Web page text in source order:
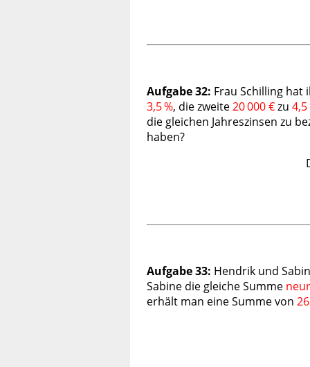
Aufgabe 32: Frau Schilling
3,5 %, die zweite20 000 €zu 4,5
die gleichen Jahreszinsen zu
haben?
Aufgabe 33: Hendrik und
Sabine die gleiche Summe
erhält man eine Summe von